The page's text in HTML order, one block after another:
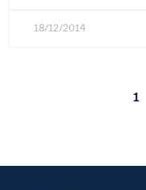
18/12/2014
1